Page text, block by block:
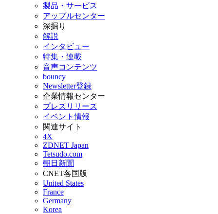
製品・サービス
アップルセンター
深掘り
解説
インタビュー
特集・連載
音声コンテンツ
bouncy
Newsletter登録
企業情報センター
プレスリリース
イベント情報
関連サイト
4X
ZDNET Japan
Tetsudo.com
朝日新聞
CNET各国版
United States
France
Germany
Korea